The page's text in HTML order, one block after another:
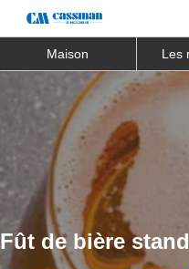
Maison Les
Fût de bière